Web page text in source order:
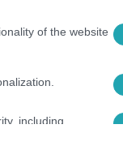
of the website
including
user protection.